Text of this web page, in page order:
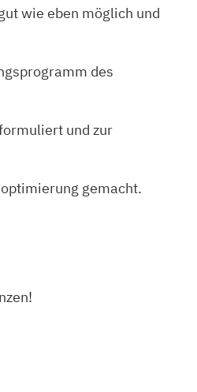
wie eben möglich und
des
und zur
gemacht.